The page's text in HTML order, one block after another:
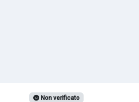
Non verificato